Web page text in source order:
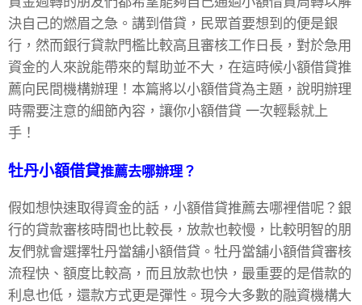
決自己的燃眉之急。講到借貸，民眾首要想到的便是銀
行，然而銀行貸款門檻比較高且審核工作日長，對於急用
資金的人來說能帶來的幫助並不大，在這時候小額借貸推
薦向民間機構辦理！本篇將以小額借貸為主題，說明辦理
時需要注意的細節內容，讓你小額借貸 一次輕鬆就上
手！
牡丹小額借貸推薦去哪辦理？
假如想快速取得資金的話，小額借貸推薦去哪裡借呢？銀
行的貸款審核時間也比較長，放款也較慢，比較明智的朋
友們就會選擇牡丹當舖小額借貸。牡丹當舖小額借貸審核
流程快、額度比較高，而且放款也快，最重要的是借款的
利息也低，還款方式更是彈性。現今大多數的融資機構大